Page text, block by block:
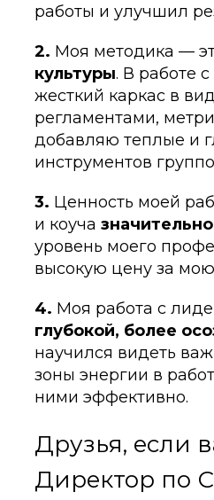
работы и улучшил
2. Моя методика —
культуры. В работе
жесткий каркас в
регламентами,
добавляю теплые и
инструментов
3. Ценность моей
и коуча
уровень моего
высокую цену за мою
4. Моя работа с
глубокой, более
научился видеть
зоны энергии в
ними эффективно.
Друзья, если
Директор по